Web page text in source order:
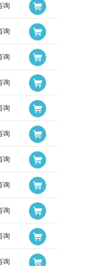
询
询
询
询
询
询
询
询
询
询
询